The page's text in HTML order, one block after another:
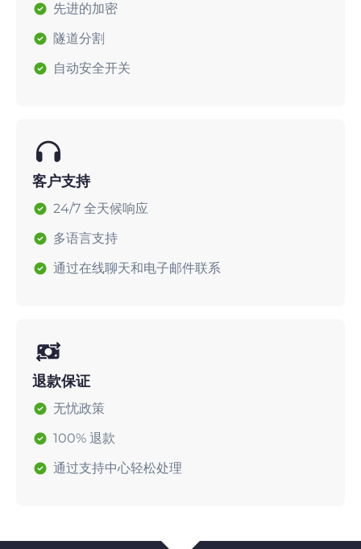
先进的加密
隧道分割
自动安全开关
客户支持
24/7 全天候响应
多语言支持
通过在线聊天和电子邮件联系
退款保证
无忧政策
100% 退款
通过支持中心轻松处理